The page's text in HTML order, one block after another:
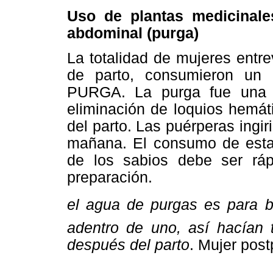
Uso de plantas
abdominal (purga)
La totalidad de mujeres
de parto, consumieron un
PURGA. La purga fue
eliminación de loquios
del parto. Las puérperas
mañana. El consumo de
de los sabios debe ser
preparación.
el agua de purgas es para
adentro de uno, así
después del parto. Mujer